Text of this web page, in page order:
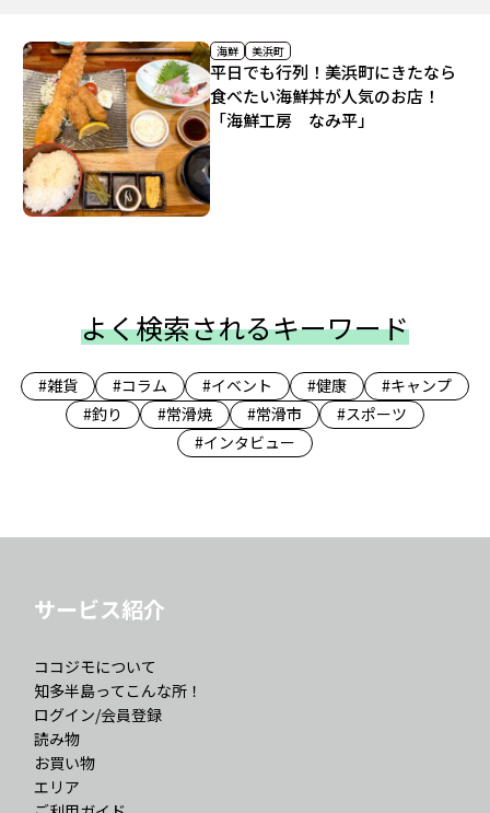
平日でも行列！美浜町にきたなら
食べたい海鮮丼が人気のお店！
「海鮮工房 なみ平」
海鮮 美浜町
よく検索されるキーワード
#雑貨 #コラム #イベント #健康
#キャンプ
#釣り
#常滑焼 #常滑市
#スポーツ
#インタビュー
サービス紹介
ココジモについて
知多半島ってこんな所！
ログイン/会員登録
読み物
お買い物
エリア